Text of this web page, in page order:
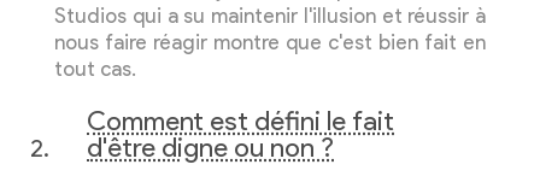
Studios qui a su maintenir l'illusion et réussir à
nous faire réagir montre que c'est bien fait en
tout cas.
Comment est défini le fait
d'être digne ou non ?